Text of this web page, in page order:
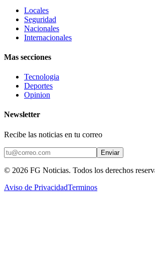
Locales
Seguridad
Nacionales
Internacionales
Mas secciones
Tecnologia
Deportes
Opinion
Newsletter
Recibe las noticias en tu correo
Enviar
© 2026 FG Noticias. Todos los derechos
Aviso de PrivacidadTerminos